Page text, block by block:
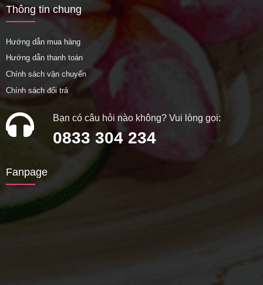
Thông tin chung
Hướng dẫn mua hàng
Hướng dẫn thanh toán
Chính sách vận chuyển
Chính sách đổi trả
Bạn có câu hỏi nào không? Vui lòng gọi:
0833 304 234
Fanpage